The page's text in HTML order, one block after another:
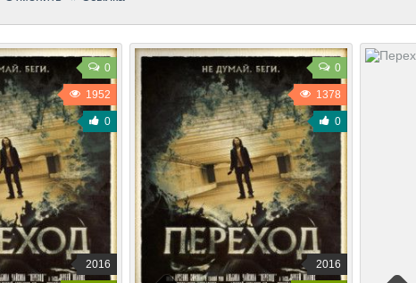
0
1952
0
2016
0
1378
0
2016